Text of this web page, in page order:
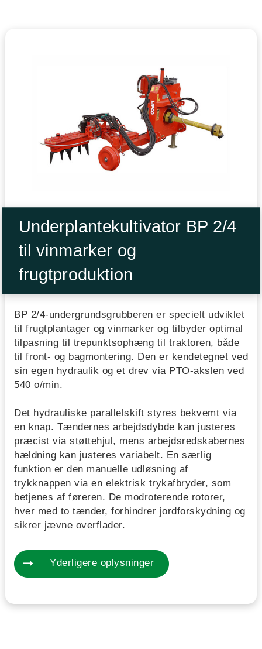
Underplantekultivator BP 2/4
til vinmarker og
frugtproduktion
BP 2/4-undergrundsgrubberen er specielt udviklet
til frugtplantager og vinmarker og tilbyder optimal
tilpasning til trepunktsophæng til traktoren, både
til front- og bagmontering. Den er kendetegnet ved
sin egen hydraulik og et drev via PTO-akslen ved
540 o/min.
Det hydrauliske parallelskift styres bekvemt via
en knap. Tændernes arbejdsdybde kan justeres
præcist via støttehjul, mens arbejdsredskabernes
hældning kan justeres variabelt. En særlig
funktion er den manuelle udløsning af
trykknappen via en elektrisk trykafbryder, som
betjenes af føreren. De modroterende rotorer,
hver med to tænder, forhindrer jordforskydning og
sikrer jævne overflader.
Yderligere oplysninger